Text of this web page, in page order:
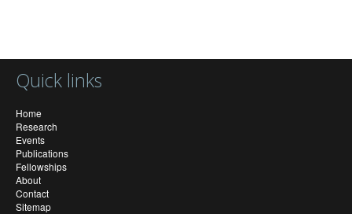
Quick links
Home
Research
Events
Publications
Fellowships
About
Contact
Sitemap